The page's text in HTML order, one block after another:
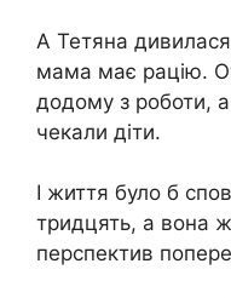
А Тетяна
мама має рацію.
додому з роботи, а
чекали діти.
І життя було б
тридцять, а вона
перспектив